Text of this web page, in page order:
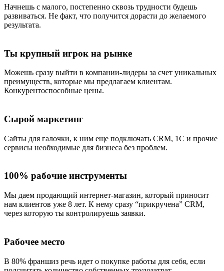
Начнешь с малого, постепенно сквозь трудности будешь
развиваться. Не факт, что получится дорасти до желаемого
результата.
Ты крупный игрок на рынке
Можешь сразу выйти в компании-лидеры за счет уникальных
преимуществ, которые мы предлагаем клиентам.
Конкурентоспособные цены.
Сырой маркетинг
Сайты для галочки, к ним еще подключать CRM, 1C и прочие
сервисы необходимые для бизнеса без проблем.
100% рабочие инструменты
Мы даем продающий интернет-магазин, который приносит
нам клиентов уже 8 лет. К нему сразу “прикручена” CRM,
через которую ты контролируешь заявки.
Рабочее место
В 80% франшиз речь идет о покупке работы для себя, если